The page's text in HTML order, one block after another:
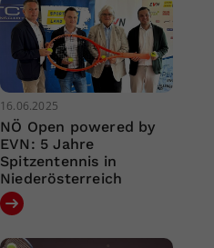
16.06.2025
NÖ Open powered by
EVN: 5 Jahre
Spitzentennis in
Niederösterreich